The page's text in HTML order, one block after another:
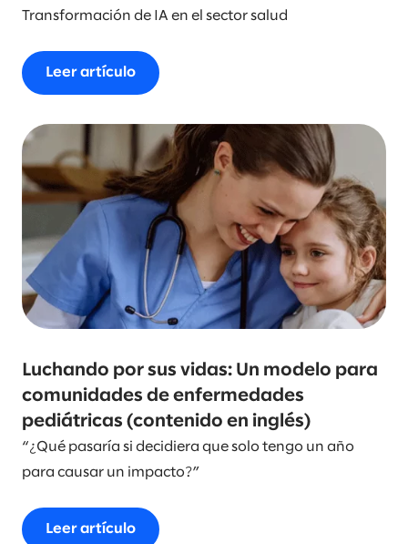
Transformación de IA en el sector salud
Leer artículo
Luchando por sus vidas: Un modelo para
comunidades de enfermedades
pediátricas (contenido en inglés)
“¿Qué pasaría si decidiera que solo tengo un año
para causar un impacto?”
Leer artículo